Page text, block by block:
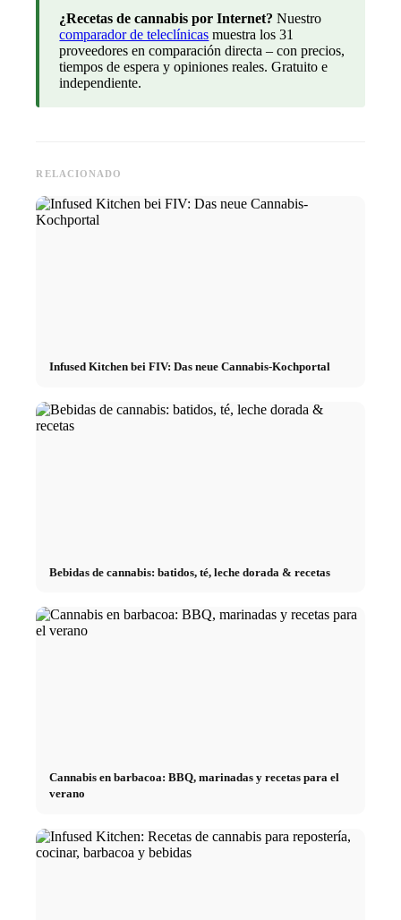
¿Recetas de cannabis por Internet? Nuestro
comparador de teleclínicas muestra los 31
proveedores en comparación directa – con precios,
tiempos de espera y opiniones reales. Gratuito e
independiente.
RELACIONADO
Infused Kitchen bei FIV: Das neue Cannabis-Kochportal
Bebidas de cannabis: batidos, té, leche dorada & recetas
Cannabis en barbacoa: BBQ, marinadas y recetas para el
verano